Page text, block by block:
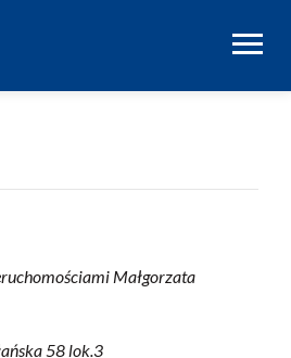
Małgorzata
58 lok.3